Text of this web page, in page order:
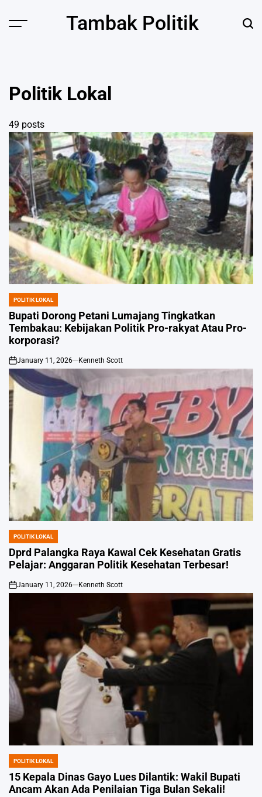
Tambak Politik
Politik Lokal
49 posts
POSTED
IN
POLITIK LOKAL
Bupati Dorong Petani Lumajang Tingkatkan
Tembakau: Kebijakan Politik Pro-rakyat Atau Pro-
korporasi?
on
January 11, 2026 Kenneth Scott
POSTED
IN
POLITIK LOKAL
Dprd Palangka Raya Kawal Cek Kesehatan Gratis
Pelajar: Anggaran Politik Kesehatan Terbesar!
on
January 11, 2026 Kenneth Scott
POSTED
IN
POLITIK LOKAL
15 Kepala Dinas Gayo Lues Dilantik: Wakil Bupati
Ancam Akan Ada Penilaian Tiga Bulan Sekali!